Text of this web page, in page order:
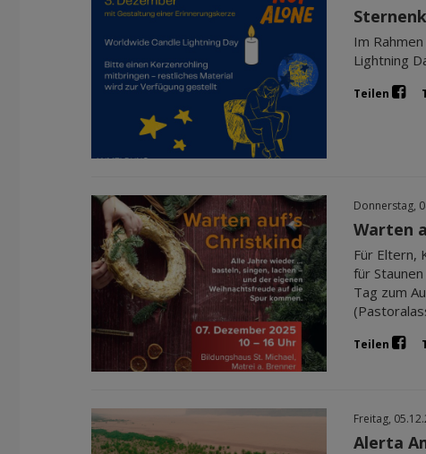
Im
Lightning
Teilen
Donnerstag,
Warten
Für Eltern,
für
Tag zum
Teilen
Freitag,
Alerta